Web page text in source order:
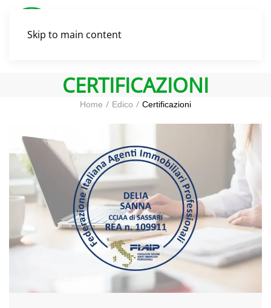
Skip to main content
CERTIFICAZIONI
Home Edico Certificazioni